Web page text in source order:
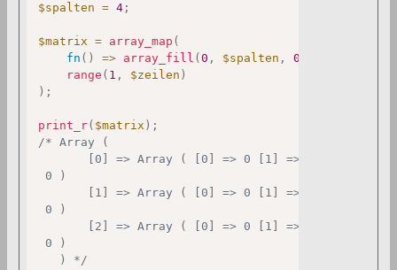
$spalten
= 4 ;
$matrix = array_map (
fn ( ) => array_fill (0 , $spalten , 0
range ( 1 , $zeilen )
) ;
print_r( $matrix ) ;
/* Array (
[0] => Array ( [0] => 0 [1] => 0 [2] => 0
0 )
[1] => Array ( [0] => 0 [1] => 0 [2] => 0
0 )
[2] => Array ( [0] => 0 [1] => 0 [2] => 0
0 )
   ) */